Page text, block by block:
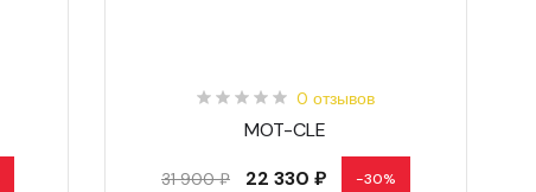
0 отзывов
MOT-CLE
31 900 ₽ 22 330 ₽ -30%